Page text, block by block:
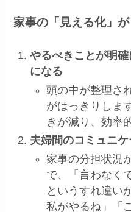
家事の「見える化」
やるべきことが明
になる
頭の中が整理さ
がはっきりしま
きが減り、効率
夫婦間のコミュニ
家事の分担状況
で、「言わなく
というすれ違い
私がやるね」「